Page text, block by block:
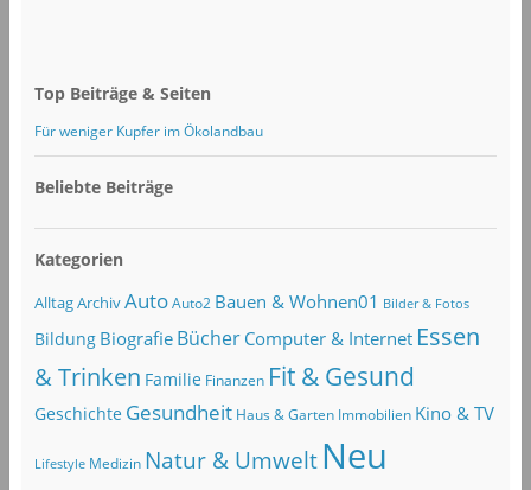
Top Beiträge & Seiten
Für weniger Kupfer im Ökolandbau
Beliebte Beiträge
Kategorien
AlltagArchivAuto Auto2 Bauen & Wohnen01 Bilder & Fotos
Bildung Biografie Bücher Computer & Internet Essen
& Trinken Familie Finanzen Fit & Gesund
Geschichte Gesundheit Haus & Garten Immobilien Kino & TV
Lifestyle Medizin Natur & Umwelt Neu